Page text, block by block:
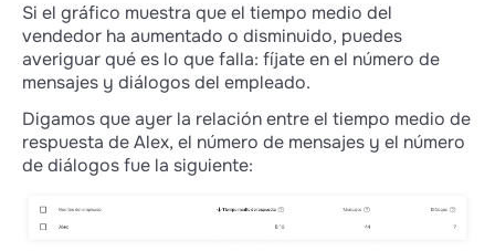
responsable de la operación, contacto o
cliente potencial responde o pulsa el botón
"Enviar".
Si hay varios mensajes entrantes de un
cliente, el contador de tiempo de respuesta
comienza desde el primer mensaje.
En algunos casos no se registra la hora:
si hay un empleado responsable, pero la
Si el gráfico muestra que el tiempo medio del
vendedor ha aumentado o disminuido, puedes
averiguar qué es lo que falla: fíjate en el número de
mensajes y diálogos del empleado.
Digamos que ayer la relación entre el tiempo medio de
respuesta de Alex, el número de mensajes y el número
de diálogos fue la siguiente: